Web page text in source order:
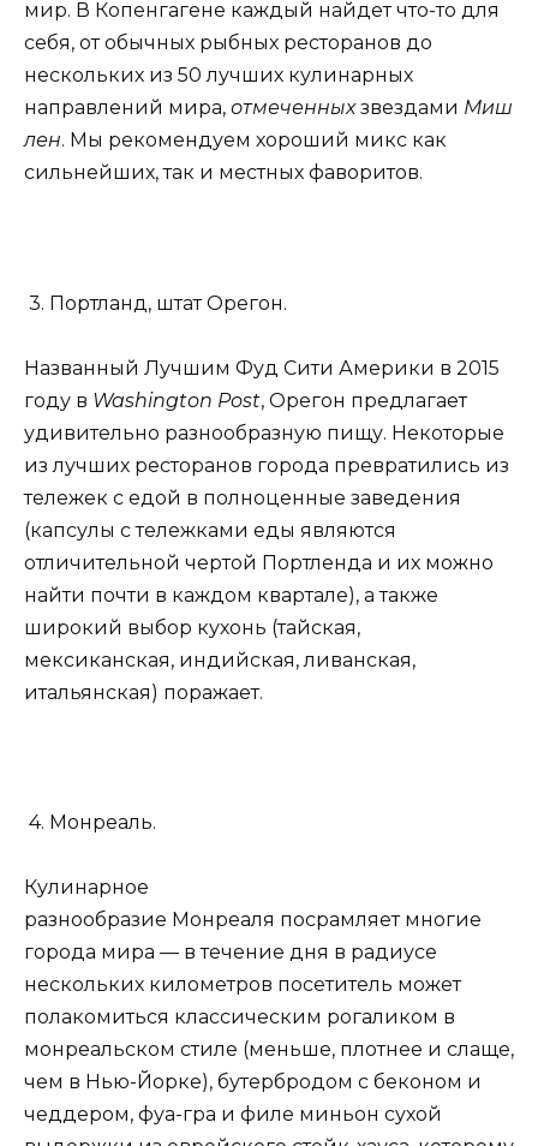
мир. В Копенгагене каждый найдет что-то для
себя, от обычных рыбных ресторанов до
нескольких из 50 лучших кулинарных
направлений мира, отмеченныхзвездами Миш
лен. Мы рекомендуем хороший микс как
сильнейших, так и местных фаворитов.
3. Портланд, штат Орегон.
Названный Лучшим Фуд Сити Америки в 2015
году в Washington Post, Орегон предлагает
удивительно разнообразную пищу. Некоторые
из лучших ресторанов города превратились из
тележек с едой в полноценные заведения
(капсулы с тележками еды являются
отличительной чертой Портленда и их можно
найти почти в каждом квартале), а также
широкий выбор кухонь (тайская,
мексиканская, индийская, ливанская,
итальянская) поражает.
4. Монреаль.
Кулинарное
разнообразие Монреаля посрамляет многие
города мира — в течение дня в радиусе
нескольких километров посетитель может
полакомиться классическим рогаликом в
монреальском стиле (меньше, плотнее и слаще,
чем в Нью-Йорке), бутербродом с беконом и
чеддером, фуа-гра и филе миньон сухой